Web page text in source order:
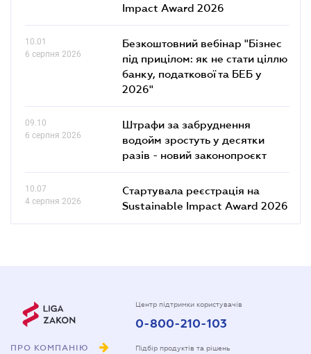
Impact Award 2026
10.01
6 серпня 2026
Безкоштовний вебінар "Бізнес
під прицілом: як не стати ціллю
банку, податкової та БЕБ у
2026"
09.10
6 серпня 2026
Штрафи за забруднення
водойм зростуть у десятки
разів - новий законопроєкт
10.07
4 серпня 2026
Стартувала реєстрація на
Sustainable Impact Award 2026
ПРО КОМПАНІЮ
Центр підтримки користувачів
0-800-210-103
Підбір продуктів та рішень